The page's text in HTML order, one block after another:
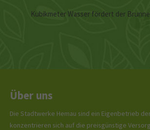
Kubikmeter Wasser fördert der
Über uns
Die Stadtwerke Hemau sind ein Eigenbetrieb
konzentrieren sich auf die preisgünstige